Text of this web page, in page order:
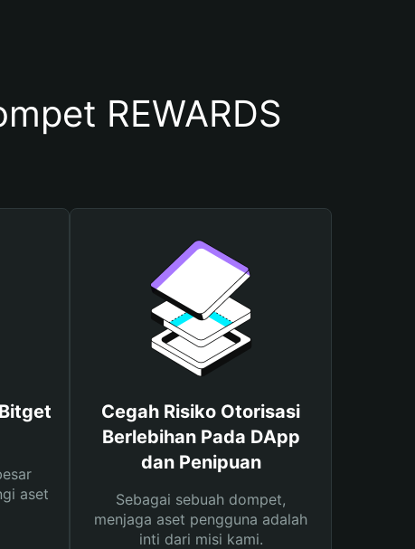
REWARDS
aset
Cegah Risiko Otorisasi
Berlebihan Pada DApp
dan Penipuan
Sebagai sebuah dompet,
menjaga aset pengguna adalah
inti dari misi kami.